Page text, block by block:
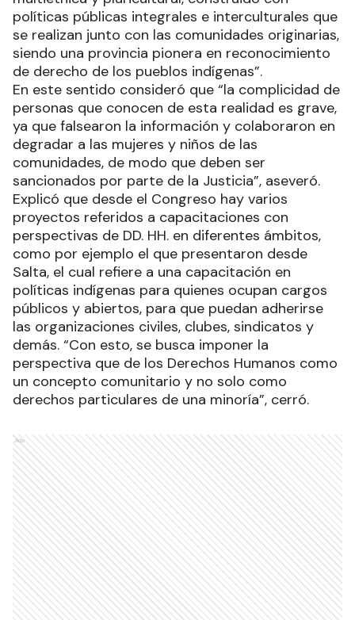
políticas públicas integrales e interculturales que
se realizan junto con las comunidades originarias,
siendo una provincia pionera en reconocimiento
de derecho de los pueblos indígenas”.
En este sentido consideró que “la complicidad de
personas que conocen de esta realidad es grave,
ya que falsearon la información y colaboraron en
degradar a las mujeres y niños de las
comunidades, de modo que deben ser
sancionados por parte de la Justicia”, aseveró.
Explicó que desde el Congreso hay varios
proyectos referidos a capacitaciones con
perspectivas de DD. HH. en diferentes ámbitos,
como por ejemplo el que presentaron desde
Salta, el cual refiere a una capacitación en
políticas indígenas para quienes ocupan cargos
públicos y abiertos, para que puedan adherirse
las organizaciones civiles, clubes, sindicatos y
demás. “Con esto, se busca imponer la
perspectiva que de los Derechos Humanos como
un concepto comunitario y no solo como
derechos particulares de una minoría”, cerró.
Ads